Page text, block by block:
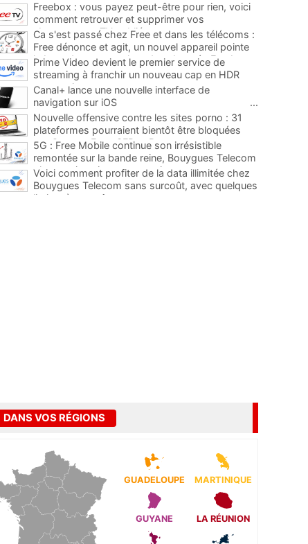
Freebox : vous payez peut-être pour rien, voici
comment retrouver et supprimer vos
abonnements TV oubliés
...
Ca s'est passé chez Free et dans les télécoms :
Free dénonce et agit, un nouvel appareil pointe
le bout de son nez chez des abonnés Freebox...
Prime Video devient le premier service de
streaming à franchir un nouveau cap en HDR
avec ce lancement
Canal+ lance une nouvelle interface de
navigation sur iOS
...
Nouvelle offensive contre les sites porno : 31
plateformes pourraient bientôt être bloquées
par Orange, Free, SFR et Bouygues
5G : Free Mobile continue son irrésistible
remontée sur la bande reine, Bouygues Telecom
plus que jamais sous pression
Voici comment profiter de la data illimitée chez
Bouygues Telecom sans surcoût, avec quelques
limites à connaître
DANS VOS RÉGIONS
GUADELOUPE MARTINIQUE
GUYANE LA RÉUNION